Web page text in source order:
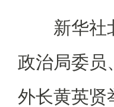
新华社北
政治局委员
外长黄英贤